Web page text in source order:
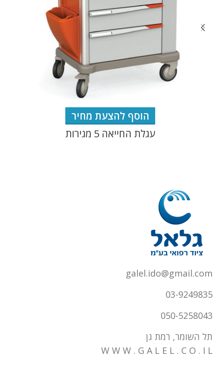
הוסף להצעת מחיר
עגלת החייאה 5 מגירות
galel.ido@gmail.com
03-9249835
050-5258043
תל השומר, רמת גן
W W W . G A L E L . C O . I L